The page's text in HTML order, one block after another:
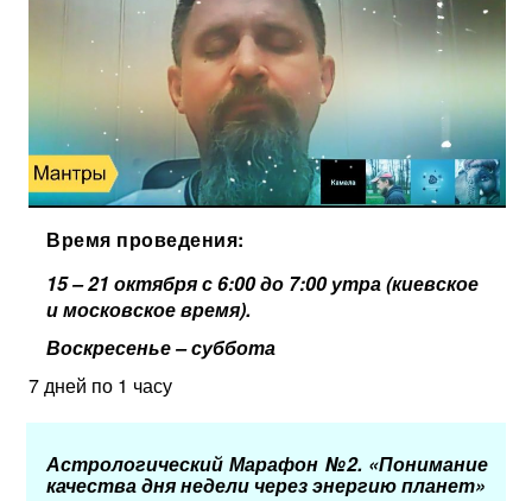
Время проведения:
15 – 21 октября с 6:00 до 7:00 утра (киевское
и московское время).
Воскресенье – суббота
7 дней по 1 часу
Астрологический Марафон №2. «Понимание
качества дня недели через энергию планет»